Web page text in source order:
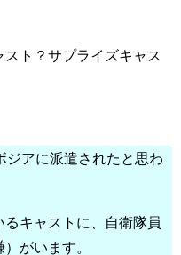
ト？サプライズキャス
ジアに派遣されたと思わ
キャストに、自衛隊員
がいます。